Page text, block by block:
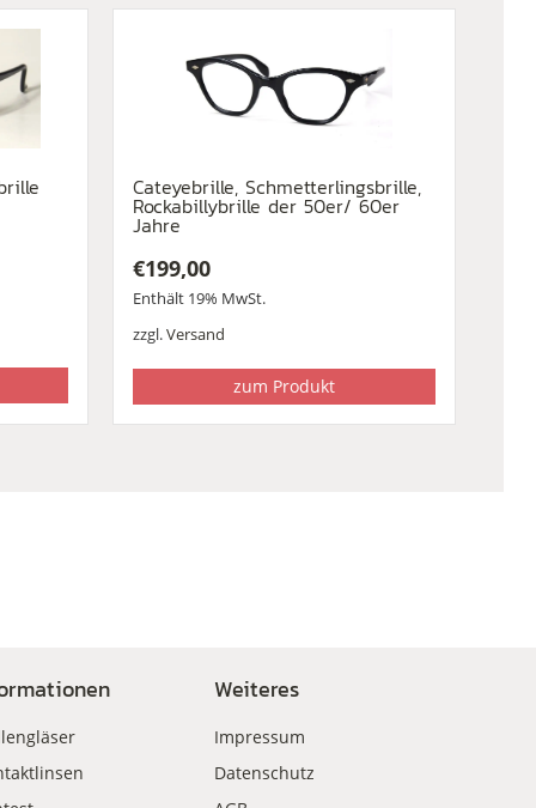
Cateyebrille, Schmetterlingsbrille,
Rockabillybrille der 50er/ 60er
Jahre
€199,00
Enthält 19% MwSt.
zzgl.Versand
zum Produkt
Weiteres
Impressum
Datenschutz